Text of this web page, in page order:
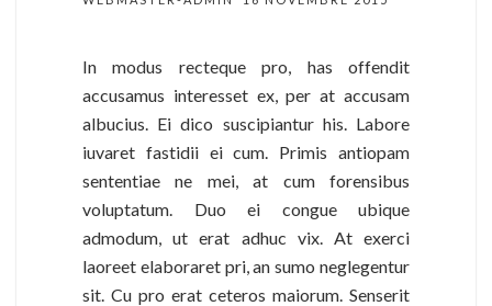
In modus recteque pro, has offendit
accusamus interesset ex, per at accusam
albucius. Ei dico suscipiantur his. Labore
iuvaret fastidii ei cum. Primis antiopam
sententiae ne mei, at cum forensibus
voluptatum. Duo ei congue ubique
admodum, ut erat adhuc vix. At exerci
laoreet elaboraret pri, an sumo neglegentur
sit. Cu pro erat ceteros maiorum. Senserit